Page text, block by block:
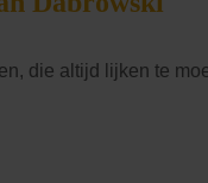
die altijd lijken te